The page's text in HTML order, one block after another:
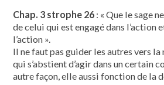
Chap. 3 strophe 26 : « Que le sage
de celui qui est engagé dans l’action
l’action ».
Il ne faut pas guider les autres vers
qui s’abstient d’agir dans un certain
autre façon, elle aussi fonction de la